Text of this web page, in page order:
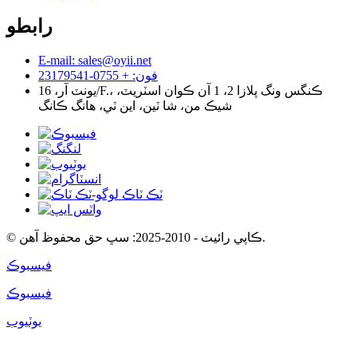
رابطو
E-mail: sales@oyii.net
فون: + 0755-23179541
يونٽ آر، 16/F.، ڪنگس ونگ پلازا 2، 1 آن ڪوان اسٽريٽ،
شيڪ من، شا ٽين، اين ٽي، هانگ ڪانگ
© ڪاپي رائيٽ - 2010-2025: سڀ حق محفوظ آهن.
فيسبوڪ
فيسبوڪ
يوٽيوب